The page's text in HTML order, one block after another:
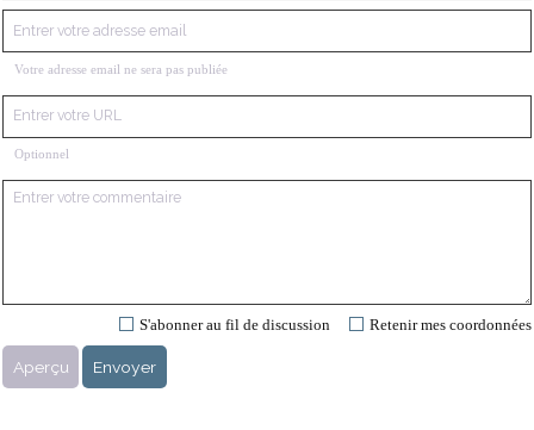
Votre adresse email ne sera pas publiée
Optionnel
Retenir mes coordonnées
S'abonner au fil de discussion